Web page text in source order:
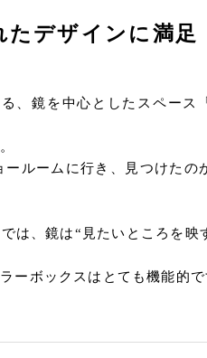
デザインに満足
、鏡を中心としたスペース
ルームに行き、見つけたの
は、鏡は“見たいところを映
ーボックスはとても機能的